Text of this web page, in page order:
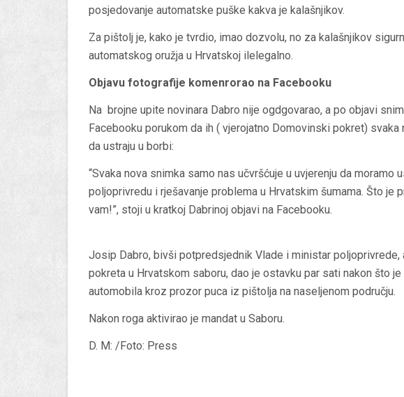
posjedovanje automatske puške kakva je kalašnjikov.
Za pištolj je, kako je tvrdio, imao dozvolu, no za kalašnjikov
automatskog oružja u Hrvatskoj ilelegalno.
Objavu fotografije komenrorao na Facebooku
Na brojne upite novinara Dabro nije ogdgovarao, a po objavi
Facebooku porukom da ih ( vjerojatno Domovinski pokret) svaka
da ustraju u borbi:
“Svaka nova snimka samo nas učvršćuje u uvjerenju da moramo
poljoprivredu i rješavanje problema u Hrvatskim šumama. Što je
vam!”, stoji u kratkoj Dabrinoj objavi na Facebooku.
Josip Dabro, bivši potpredsjednik Vlade i ministar
pokreta u Hrvatskom saboru, dao je ostavku par sati nakon što
automobila kroz prozor puca iz pištolja na naseljenom području.
Nakon roga aktivirao je mandat u Saboru.
D. M: /Foto: Press